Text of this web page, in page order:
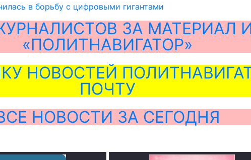
в борьбу с цифровыми гигантами
ЗА МАТЕРИАЛ
«ПОЛИТНАВИГАТОР»
НОВОСТЕЙ
ПОЧТУ
НОВОСТИ ЗА СЕГОДНЯ